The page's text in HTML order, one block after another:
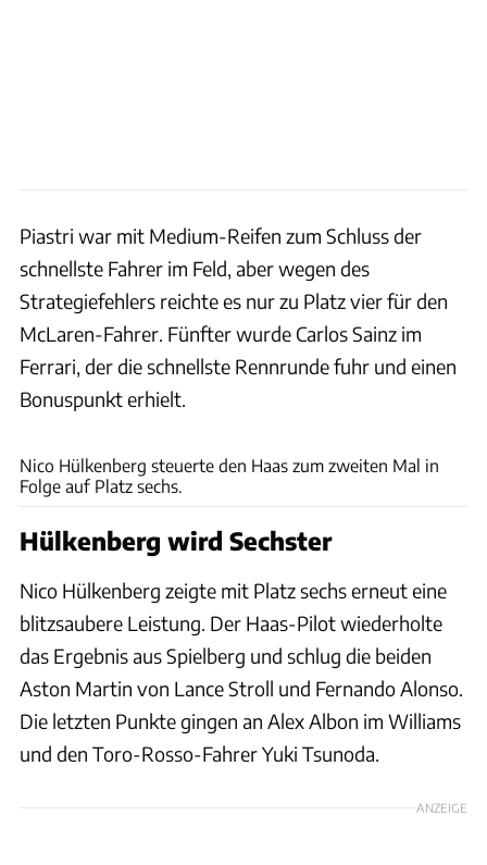
Piastri war mit Medium-Reifen zum Schluss der
schnellste Fahrer im Feld, aber wegen des
Strategiefehlers reichte es nur zu Platz vier für den
McLaren-Fahrer. Fünfter wurde Carlos Sainz im
Ferrari, der die schnellste Rennrunde fuhr und einen
Bonuspunkt erhielt.
Nico Hülkenberg steuerte den Haas zum zweiten Mal in
Folge auf Platz sechs.
Hülkenberg wird Sechster
Nico Hülkenberg zeigte mit Platz sechs erneut eine
blitzsaubere Leistung. Der Haas-Pilot wiederholte
das Ergebnis aus Spielberg und schlug die beiden
Aston Martin von Lance Stroll und Fernando Alonso.
Die letzten Punkte gingen an Alex Albon im Williams
und den Toro-Rosso-Fahrer Yuki Tsunoda.
ANZEIGE